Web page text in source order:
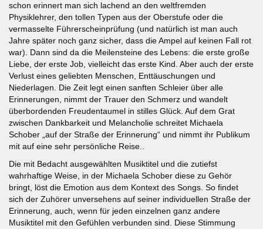
schon erinnert man sich lachend an den weltfremden
Physiklehrer, den tollen Typen aus der Oberstufe oder die
vermasselte Führerscheinprüfung (und natürlich ist man auch
Jahre später noch ganz sicher, dass die Ampel auf keinen Fall rot
war). Dann sind da die Meilensteine des Lebens: die erste große
Liebe, der erste Job, vielleicht das erste Kind. Aber auch der erste
Verlust eines geliebten Menschen, Enttäuschungen und
Niederlagen. Die Zeit legt einen sanften Schleier über alle
Erinnerungen, nimmt der Trauer den Schmerz und wandelt
überbordenden Freudentaumel in stilles Glück. Auf dem Grat
zwischen Dankbarkeit und Melancholie schreitet Michaela
Schober „auf der Straße der Erinnerung“ und nimmt ihr Publikum
mit auf eine sehr persönliche Reise..
Die mit Bedacht ausgewählten Musiktitel und die zutiefst
wahrhaftige Weise, in der Michaela Schober diese zu Gehör
bringt, löst die Emotion aus dem Kontext des Songs. So findet
sich der Zuhörer unversehens auf seiner individuellen Straße der
Erinnerung, auch, wenn für jeden einzelnen ganz andere
Musiktitel mit den Gefühlen verbunden sind. Diese Stimmung